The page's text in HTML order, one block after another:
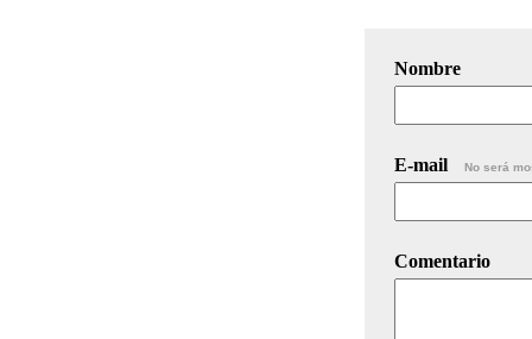
Nombre
E-mail No será
Comentario